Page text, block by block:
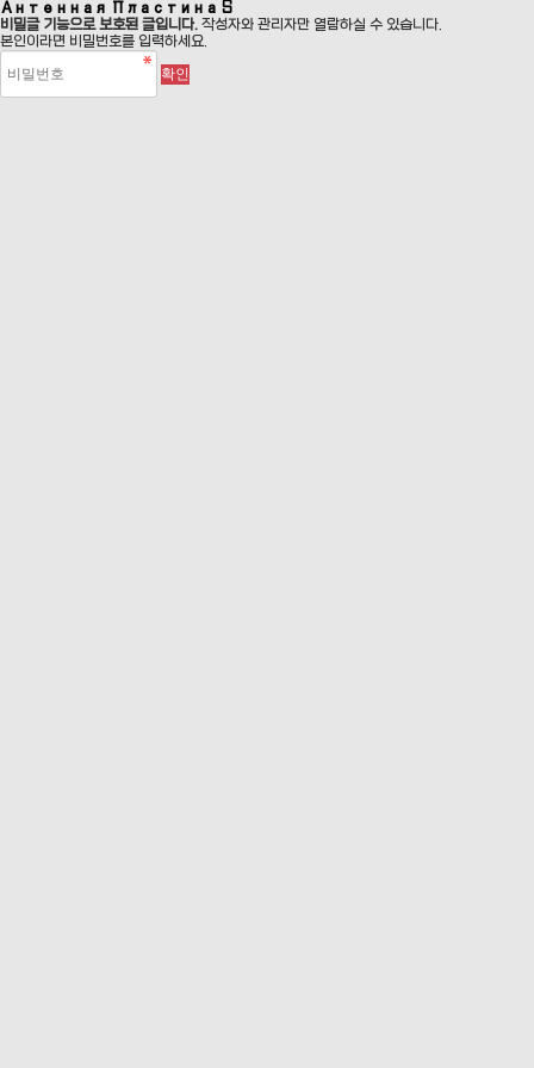
Антенная Пластина S
비밀글 기능으로 보호된 글입니다. 작성자와 관리자만 열람하실 수 있습니다.
본인이라면 비밀번호를 입력하세요.